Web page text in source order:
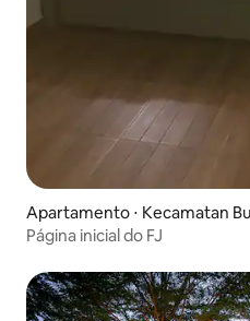
Apartamento ⋅ Kecamatan
Página inicial do FJ